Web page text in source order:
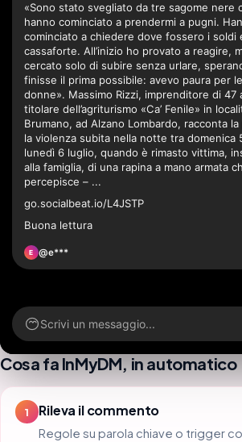
«Sono stato svegliato da tre sagome nere
hanno cominciato a prendermi a pugni.
cominciato a chiedere dove fossero i soldi
cassaforte. All’inizio ho provato a reagire,
cercato solo di subire senza urlare,
finisse il prima possibile: avevo paura per
donne». Massimo Rizzi, imprenditore di 47
titolare dell’agriturismo «Ca’ Fenile» in
Brumano, ad Alzano Lombardo, racconta la
la violenza subita nella notte tra domenica
lunedì 6 luglio, quando è rimasto vittima,
alla famiglia, di una rapina a mano armata
percepisce – ...
go.socialbeat.io/L4JSTP
Buona lettura
E @e***
Scrivi un messaggio...
Cosa fa InMyDM, in automatico
1 Rileva il commento
Regole su parola chiave o trigger